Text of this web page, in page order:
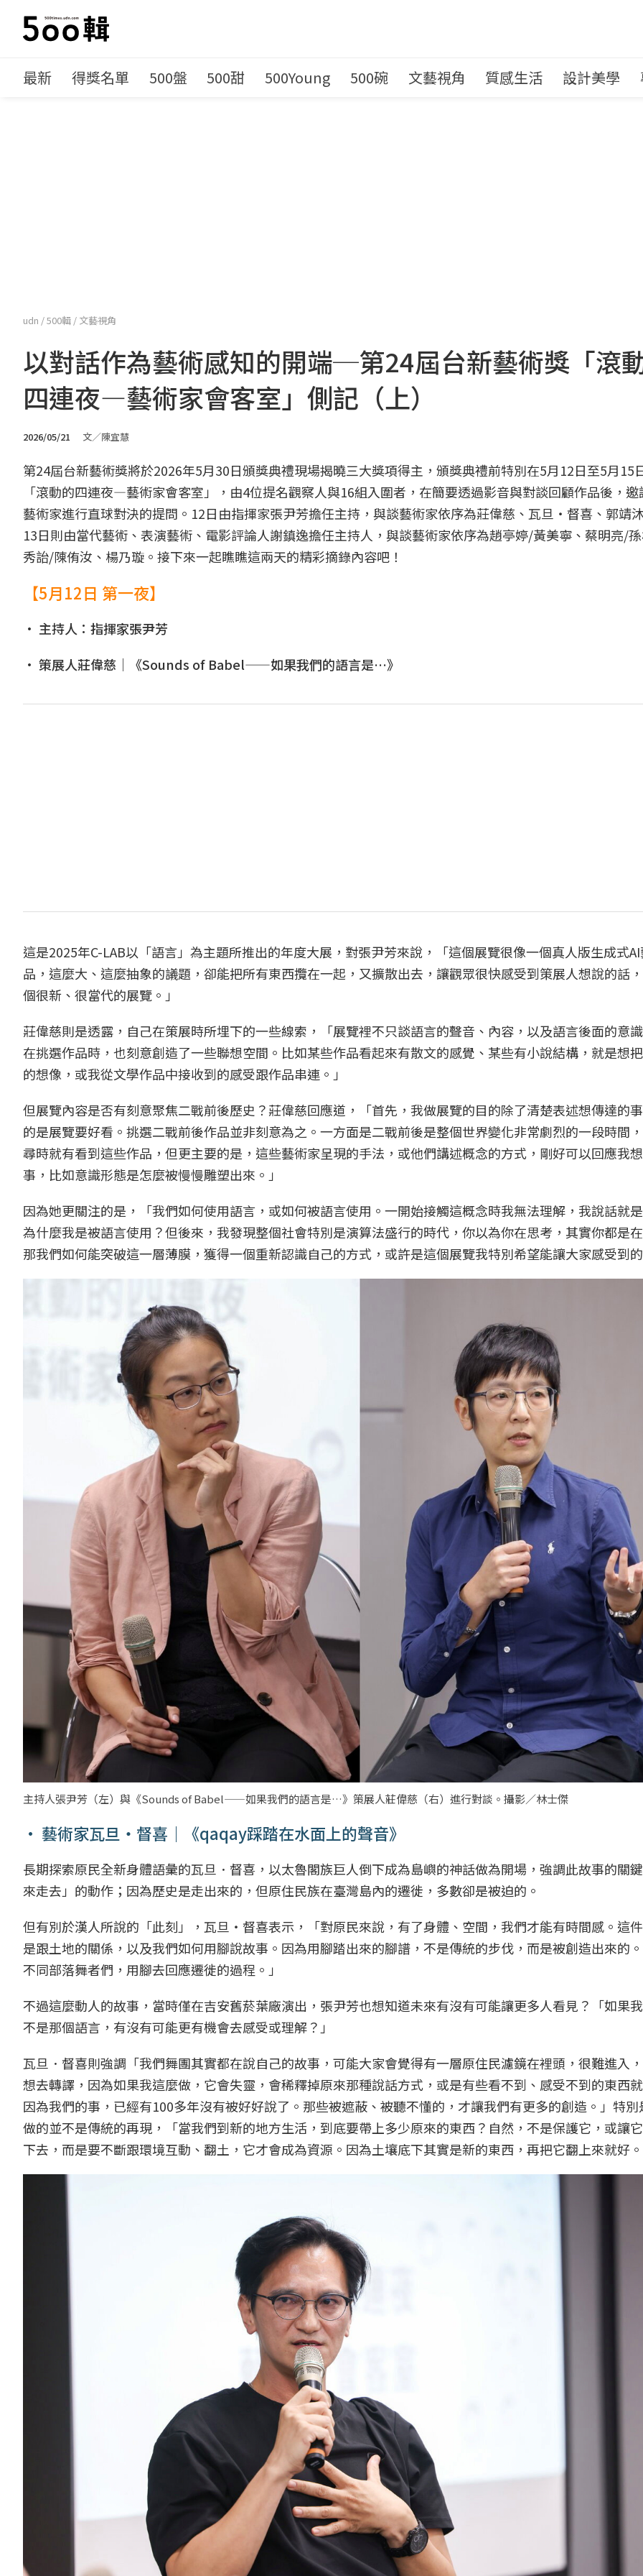
最新 得獎名單 500盤 500甜 500Young 500碗 文藝視角 質感生活 設計美學
udn /500輯 / 文藝視角
以對話作為藝術感知的開端─第24屆台新藝術獎「滾
四連夜—藝術家會客室」側記（上）
2026/05/21 文／陳宜慧
第24屆台新藝術獎將於2026年5月30日頒獎典禮現場揭曉三大獎項得主，頒獎典禮前特別在5月12日至5月15
「滾動的四連夜—藝術家會客室」，由4位提名觀察人與16組入圍者，在簡要透過影音與對談回顧作品後，
藝術家進行直球對決的提問。12日由指揮家張尹芳擔任主持，與談藝術家依序為莊偉慈、瓦旦‧督喜、郭靖
13日則由當代藝術、表演藝術、電影評論人謝鎮逸擔任主持人，與談藝術家依序為趙亭婷/黃美寧、蔡明亮/
秀詒/陳侑汝、楊乃璇。接下來一起瞧瞧這兩天的精彩摘錄內容吧！
【5月12日 第一夜】
• 主持人：指揮家張尹芳
• 策展人莊偉慈｜《Sounds of Babel——如果我們的語言是…》
這是2025年C-LAB以「語言」為主題所推出的年度大展，對張尹芳來說，「這個展覽很像一個真人版生成式
品，這麼大、這麼抽象的議題，卻能把所有東西攬在一起，又擴散出去，讓觀眾很快感受到策展人想說的話
個很新、很當代的展覽。」
莊偉慈則是透露，自己在策展時所埋下的一些線索，「展覽裡不只談語言的聲音、內容，以及語言後面的意
在挑選作品時，也刻意創造了一些聯想空間。比如某些作品看起來有散文的感覺、某些有小說結構，就是想
的想像，或我從文學作品中接收到的感受跟作品串連。」
但展覽內容是否有刻意聚焦二戰前後歷史？莊偉慈回應道，「首先，我做展覽的目的除了清楚表述想傳達的
的是展覽要好看。挑選二戰前後作品並非刻意為之。一方面是二戰前後是整個世界變化非常劇烈的一段時間
尋時就有看到這些作品，但更主要的是，這些藝術家呈現的手法，或他們講述概念的方式，剛好可以回應我
事，比如意識形態是怎麼被慢慢雕塑出來。」
因為她更關注的是，「我們如何使用語言，或如何被語言使用。一開始接觸這概念時我無法理解，我說話就
為什麼我是被語言使用？但後來，我發現整個社會特別是演算法盛行的時代，你以為你在思考，其實你都是
那我們如何能突破這一層薄膜，獲得一個重新認識自己的方式，或許是這個展覽我特別希望能讓大家感受到
主持人張尹芳（左）與《Sounds of Babel——如果我們的語言是…》策展人莊偉慈（右）進行對談。攝影／林士傑
• 藝術家瓦旦‧督喜｜《qaqay踩踏在水面上的聲音》
長期探索原民全新身體語彙的瓦旦．督喜，以太魯閣族巨人倒下成為島嶼的神話做為開場，強調此故事的關
來走去」的動作；因為歷史是走出來的，但原住民族在臺灣島內的遷徙，多數卻是被迫的。
但有別於漢人所說的「此刻」，瓦旦‧督喜表示，「對原民來說，有了身體、空間，我們才能有時間感。這
是跟土地的關係，以及我們如何用腳說故事。因為用腳踏出來的腳譜，不是傳統的步伐，而是被創造出來的
不同部落舞者們，用腳去回應遷徙的過程。」
不過這麼動人的故事，當時僅在吉安舊菸葉廠演出，張尹芳也想知道未來有沒有可能讓更多人看見？「如果
不是那個語言，有沒有可能更有機會去感受或理解？」
瓦旦．督喜則強調「我們舞團其實都在說自己的故事，可能大家會覺得有一層原住民濾鏡在裡頭，很難進入
想去轉譯，因為如果我這麼做，它會失靈，會稀釋掉原來那種說話方式，或是有些看不到、感受不到的東西
因為我們的事，已經有100多年沒有被好好說了。那些被遮蔽、被聽不懂的，才讓我們有更多的創造。」特
做的並不是傳統的再現，「當我們到新的地方生活，到底要帶上多少原來的東西？自然，不是保護它，或讓
下去，而是要不斷跟環境互動、翻土，它才會成為資源。因為土壤底下其實是新的東西，再把它翻上來就好